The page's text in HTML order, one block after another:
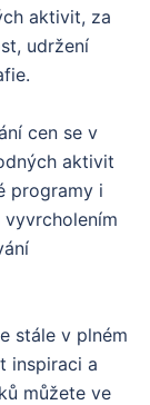
aktivit, za
udržení
cen se v
aktivit
programy i
stále v plném
inspiraci a
můžete ve